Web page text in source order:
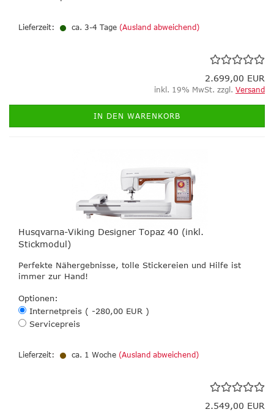
Lieferzeit: ca. 3-4 Tage (Ausland abweichend)
2.699,00 EUR
inkl. 19% MwSt. zzgl. Versand
IN DEN WARENKORB
Husqvarna-Viking Designer Topaz 40 (inkl.
Stickmodul)
Perfekte Nähergebnisse, tolle Stickereien und Hilfe ist
immer zur Hand!
Optionen:
Internetpreis ( -280,00 EUR )
Servicepreis
Lieferzeit: ca. 1 Woche (Ausland abweichend)
2.549,00 EUR